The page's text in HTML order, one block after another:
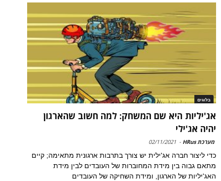
בלוגים
אג'יליות היא שם המשחק: למה חשוב שהארגון
יהיה אג'ילי
מערכת HRus -
02/11/2021
כדי ליצור חברה אג'ילית יש צורך בתרבות ארגונית מתאימה; קיים
מתאם גבוה בין מידת המחוברות של העובדים לבין מידת
האג'יליות של הארגון, ומידת השחיקה של העובדים